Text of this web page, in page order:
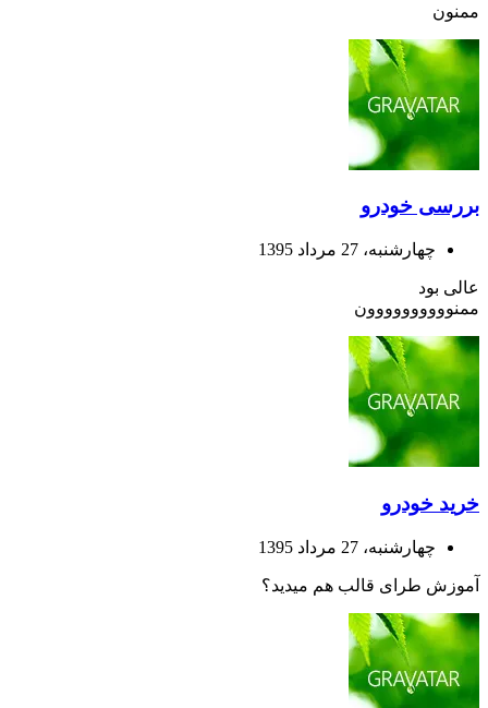
ممنون
بررسی خودرو
چهارشنبه، 27 مرداد 1395
عالی بود
ممنوووووووووون
خرید خودرو
چهارشنبه، 27 مرداد 1395
آموزش طرای قالب هم میدید؟